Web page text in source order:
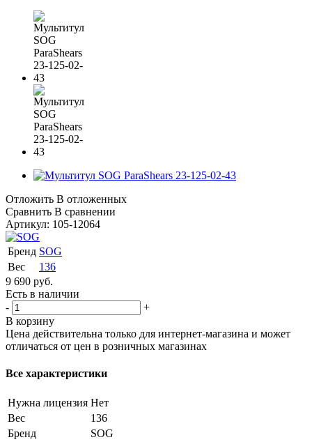
Отложить В отложенных
Сравнить В сравнении
Артикул: 105-12064
Бренд SOG
Вес
136
9 690 руб.
Есть в наличии
-
+
В корзину
Цена действительна только для интернет-магазина и может
отличаться от цен в розничных магазинах
Все характеристики
Нужна лицензия Нет
Вес
136
Бренд
SOG